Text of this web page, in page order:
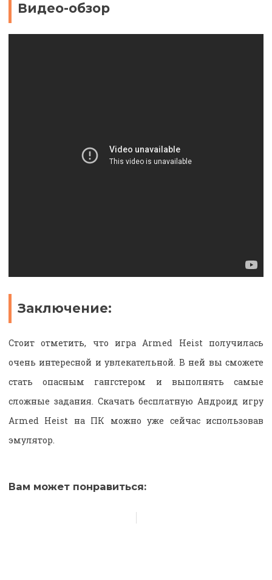
Видео-обзор
Заключение:
Стоит отметить, что игра Armed Heist получилась
очень интересной и увлекательной. В ней вы сможете
стать опасным гангстером и выполнять самые
сложные задания. Скачать бесплатную Андроид игру
Armed Heist на ПК можно уже сейчас использовав
эмулятор.
Вам может понравиться: